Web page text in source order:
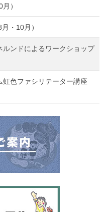
）
・10月）
ンドによるワークショップ
色ファシリテーター講座